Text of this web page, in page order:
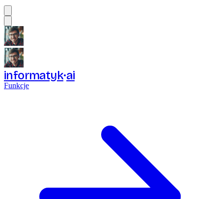
informatyk ai
Funkcje